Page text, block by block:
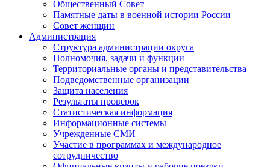
Общественный Совет
Памятные даты в военной истории России
Совет женщин
Администрация
Структура администрации округа
Полномочия, задачи и функции
Территориальные органы и представительства
Подведомственные организации
Защита населения
Результаты проверок
Статистическая информация
Информационные системы
Учрежденные СМИ
Участие в программах и международное
сотрудничество